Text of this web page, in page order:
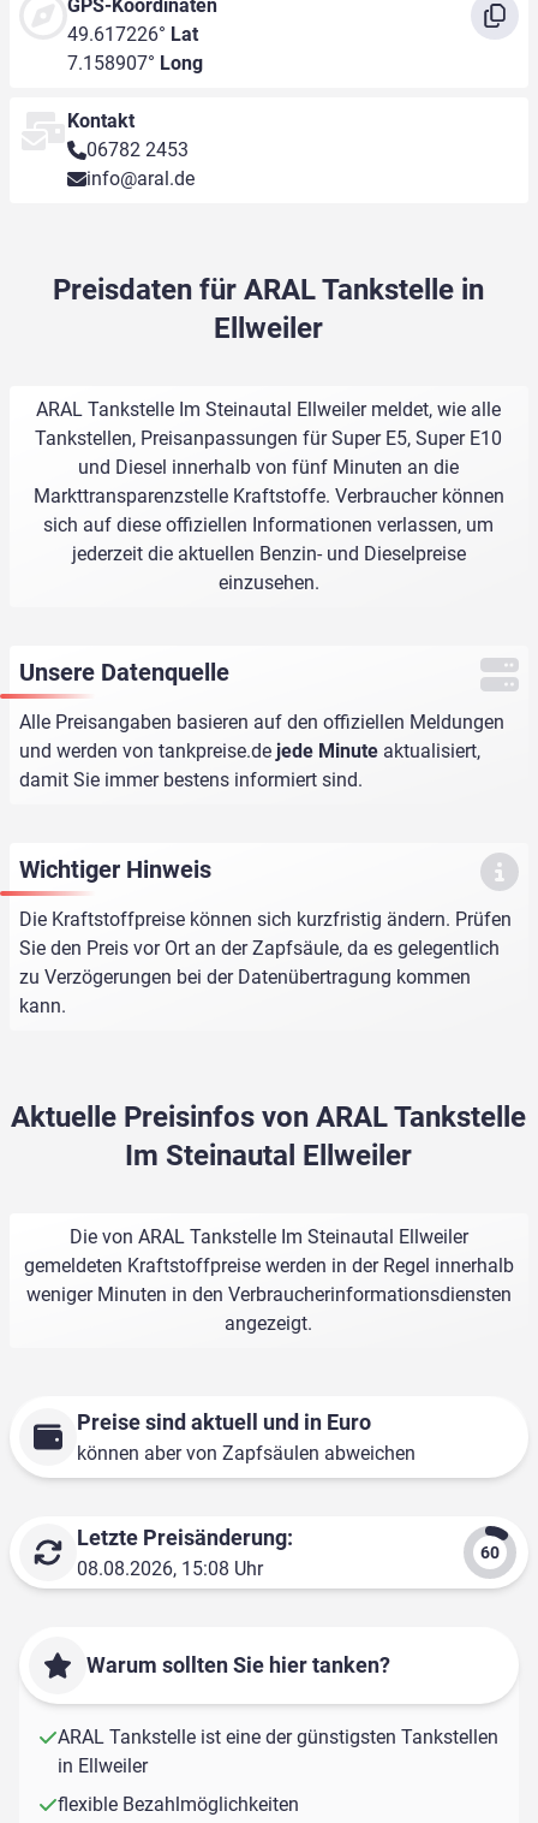
GPS-Koordinaten
49.617226° Lat
7.158907° Long
Kontakt
06782 2453
info@aral.de
Preisdaten für ARAL Tankstelle in
Ellweiler
ARAL Tankstelle Im Steinautal Ellweiler meldet, wie alle
Tankstellen, Preisanpassungen für Super E5, Super E10
und Diesel innerhalb von fünf Minuten an die
Markttransparenzstelle Kraftstoffe. Verbraucher können
sich auf diese offiziellen Informationen verlassen, um
jederzeit die aktuellen Benzin- und Dieselpreise
einzusehen.
Unsere Datenquelle
Alle Preisangaben basieren auf den offiziellen Meldungen
und werden von tankpreise.de jede Minute aktualisiert,
damit Sie immer bestens informiert sind.
Wichtiger Hinweis
Die Kraftstoffpreise können sich kurzfristig ändern. Prüfen
Sie den Preis vor Ort an der Zapfsäule, da es gelegentlich
zu Verzögerungen bei der Datenübertragung kommen
kann.
Aktuelle Preisinfos von ARAL Tankstelle
Im Steinautal Ellweiler
Die von ARAL Tankstelle Im Steinautal Ellweiler
gemeldeten Kraftstoffpreise werden in der Regel innerhalb
weniger Minuten in den Verbraucherinformationsdiensten
angezeigt.
Preise sind aktuell und in Euro
können aber von Zapfsäulen abweichen
Letzte Preisänderung:
08.08.2026, 15:08 Uhr
Warum sollten Sie hier tanken?
ARAL Tankstelle ist eine der günstigsten Tankstellen
in Ellweiler
flexible Bezahlmöglichkeiten